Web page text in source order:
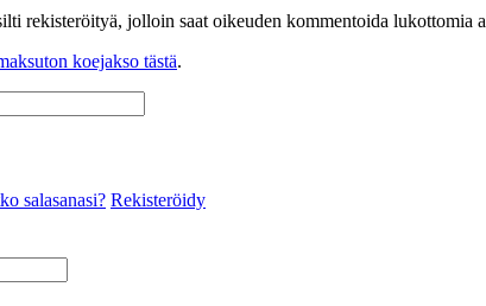
rekisteröityä, jolloin saat oikeuden kommentoida lukottomia
koejakso tästä.
salasanasi? Rekisteröidy